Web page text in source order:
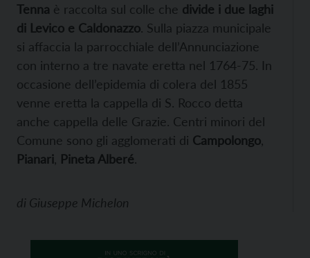
Tenna è raccolta sul colle che divide i due laghi
di Levico e Caldonazzo. Sulla piazza municipale
si affaccia la parrocchiale dell’Annunciazione
con interno a tre navate eretta nel 1764-75. In
occasione dell’epidemia di colera del 1855
venne eretta la cappella di S. Rocco detta
anche cappella delle Grazie. Centri minori del
Comune sono gli agglomerati di Campolongo
Pianari Pineta Alberé.
di Giuseppe Michelon